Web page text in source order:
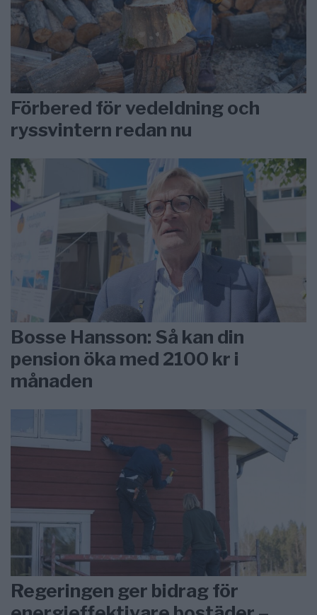
Förbered för vedeldning och
ryssvintern redan nu
Bosse Hansson: Så kan din
pension öka med 2100 kr i
månaden
Regeringen ger bidrag för